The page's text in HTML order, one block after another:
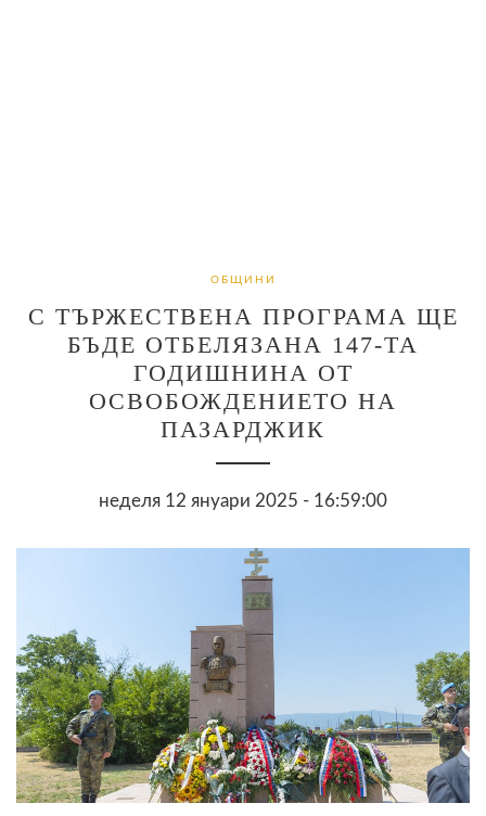
ОБЩИНИ
С ТЪРЖЕСТВЕНА ПРОГРАМА ЩЕ
БЪДЕ ОТБЕЛЯЗАНА 147-ТА
ГОДИШНИНА ОТ
ОСВОБОЖДЕНИЕТО НА
ПАЗАРДЖИК
неделя 12 януари 2025 - 16:59:00